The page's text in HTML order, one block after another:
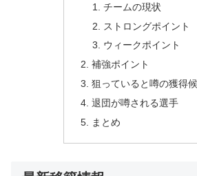
チームの現状
ストロングポイント
ウィークポイント
補強ポイント
狙っていると噂の獲得
退団が噂される選手
まとめ